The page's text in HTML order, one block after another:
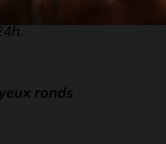
For Ever est idéal pour
ronds